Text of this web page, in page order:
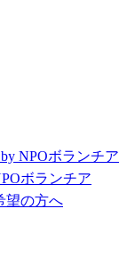
by NPOボランチア
ボランチア
望の方へ